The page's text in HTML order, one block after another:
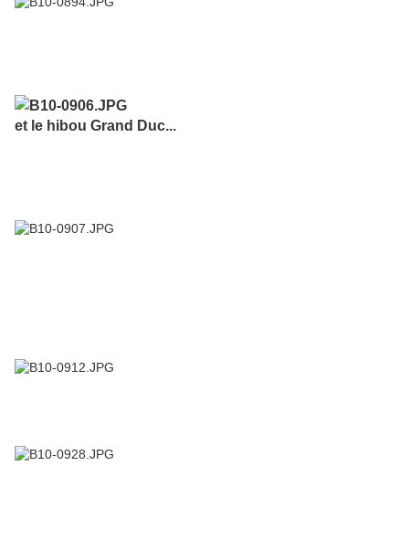
et le hibou Grand Duc...